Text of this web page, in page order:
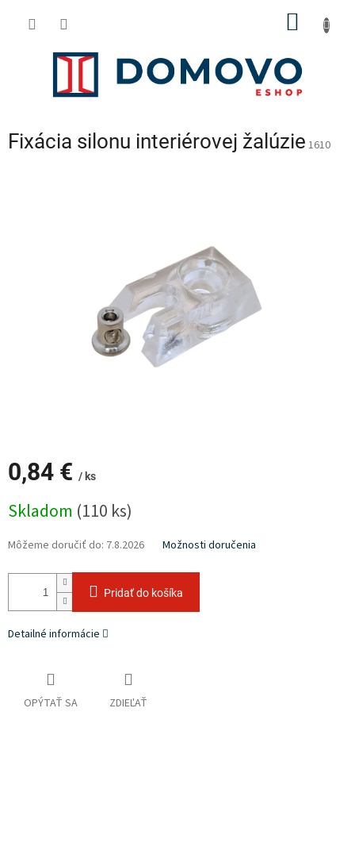
Fixácia silonu interiérovej žalúzie 1610
0,84 € / ks
cena:
Skladom (110 ks)
Môžeme doručiť do: 7.8.2026 Možnosti doručenia
Pridať do košíka
Detailné informácie
OPÝTAŤ SA ZDIEĽAŤ